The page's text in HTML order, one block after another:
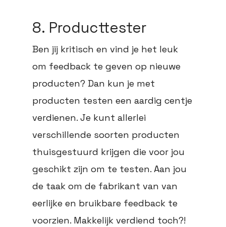
8. Producttester
Ben jij kritisch en vind je het leuk
om feedback te geven op nieuwe
producten? Dan kun je met
producten testen een aardig centje
verdienen. Je kunt allerlei
verschillende soorten producten
thuisgestuurd krijgen die voor jou
geschikt zijn om te testen. Aan jou
de taak om de fabrikant van van
eerlijke en bruikbare feedback te
voorzien. Makkelijk verdiend toch?!